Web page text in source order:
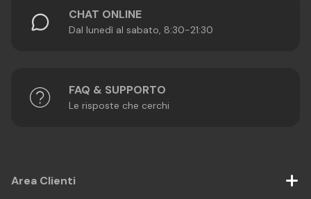
CHAT ONLINE
Dal lunedì al sabato, 8:30-21:30
FAQ & SUPPORTO
Le risposte che cerchi
Area Clienti